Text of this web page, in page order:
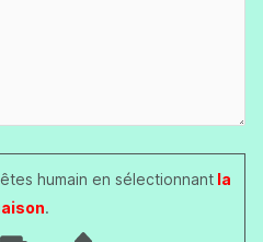
humain en sélectionnantla
.